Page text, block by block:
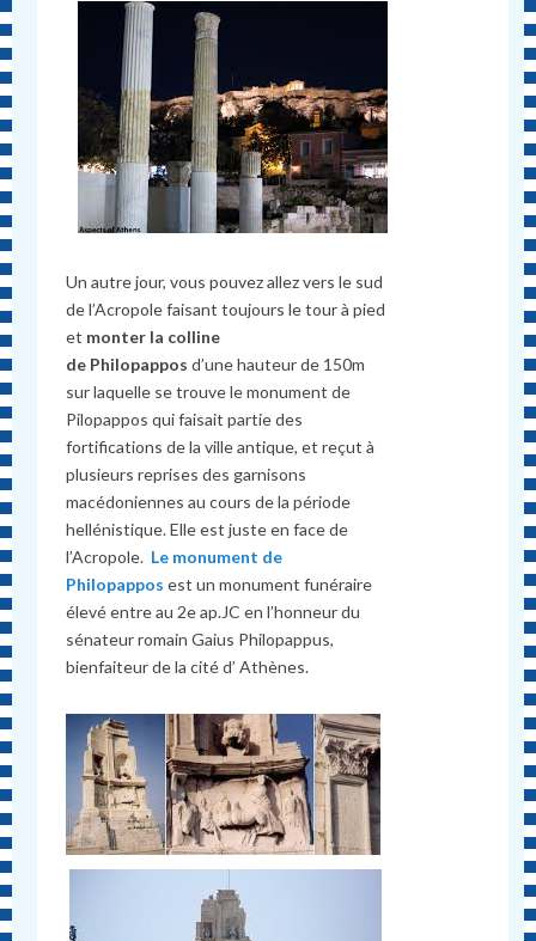
Un autre jour, vous pouvez allez vers le sud
de l’Acropole faisant toujours le tour à pied
et monter la colline
de Philopappos d’une hauteur de 150m
sur laquelle se trouve le monument de
Pilopappos qui faisait partie des
fortifications de la ville antique, et reçut à
plusieurs reprises des garnisons
macédoniennes au cours de la période
hellénistique. Elle est juste en face de
l’Acropole. Le monument de
Philopappos est un monument funéraire
élevé entre au 2e ap.JC en l’honneur du
sénateur romain Gaius Philopappus,
bienfaiteur de la cité d’ Athènes.